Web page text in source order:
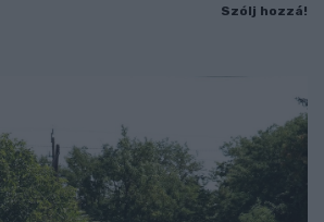
Szólj hozzá!